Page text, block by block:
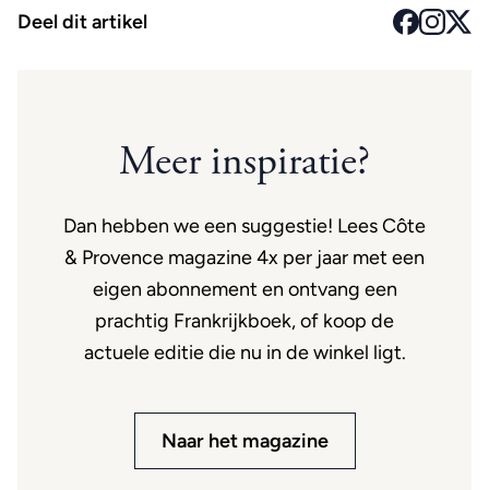
Deel dit artikel
Meer inspiratie?
Dan hebben we een suggestie! Lees Côte
& Provence magazine 4x per jaar met een
eigen abonnement en ontvang een
prachtig Frankrijkboek, of koop de
actuele editie die nu in de winkel ligt.
Naar het magazine